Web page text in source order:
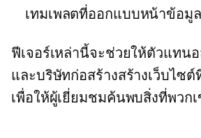
เทมเพลตที่ออกแบบหน้าข้อมู
ฟีเจอร์เหล่านี้จะช่วยให้ตัวแทน
และบริษัทก่อสร้างสร้างเว็บไซ
เพื่อให้ผู้เยี่ยมชมค้นพบสิ่งที่พวก